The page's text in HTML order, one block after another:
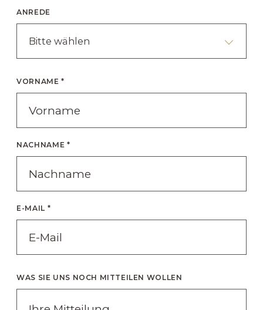
ANREDE
Bitte wählen
VORNAME *
NACHNAME *
E-MAIL *
WAS SIE UNS NOCH MITTEILEN WOLLEN